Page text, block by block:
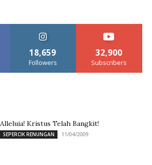
18,659
Followers
32,900
Subscribers
Alleluia! Kristus Telah Bangkit!
SEPERCIK RENUNGAN 11/04/2009